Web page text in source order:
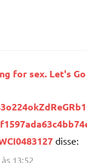
for sex. Let's Go
disse:
13:52